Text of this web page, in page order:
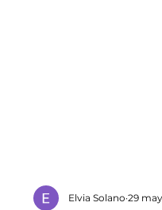
Elvia Solano 29 may